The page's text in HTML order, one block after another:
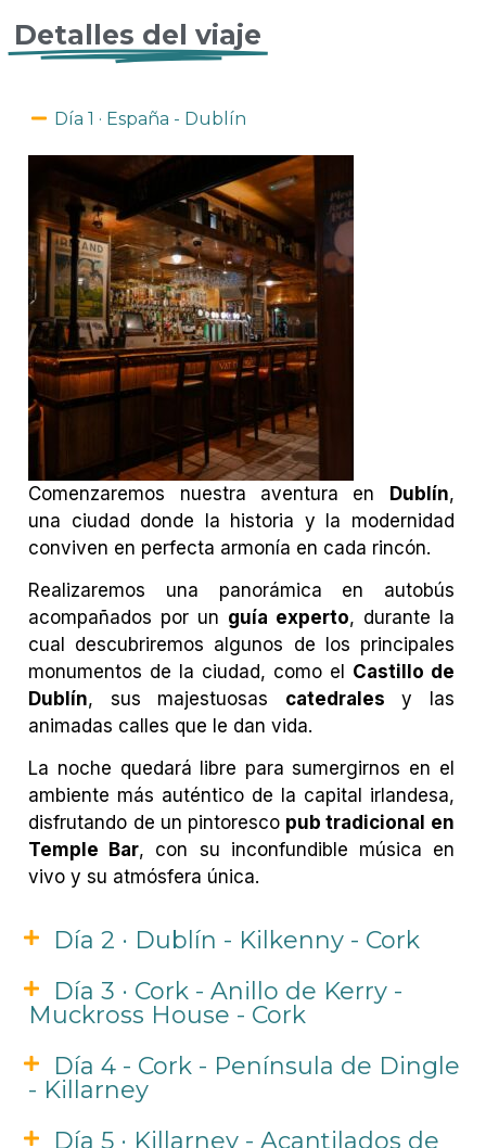
Detalles del viaje
Día 1 · España - Dublín
Comenzaremos nuestra aventura en Dublín,
una ciudad donde la historia y la modernidad
conviven en perfecta armonía en cada rincón.
Realizaremos una panorámica en autobús
acompañados por un guía experto, durante la
cual descubriremos algunos de los principales
monumentos de la ciudad, como el Castillo de
Dublín, sus majestuosas catedrales y las
animadas calles que le dan vida.
La noche quedará libre para sumergirnos en el
ambiente más auténtico de la capital irlandesa,
disfrutando de un pintoresco pub tradicional en
Temple Bar, con su inconfundible música en
vivo y su atmósfera única.
Día 2 · Dublín - Kilkenny - Cork
Día 3 · Cork - Anillo de Kerry -
Muckross House - Cork
Día 4 - Cork - Península de Dingle
- Killarney
Día 5 · Killarney - Acantilados de